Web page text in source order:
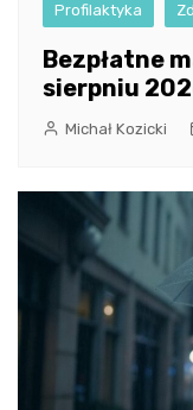
Profilaktyka
Bezpłatne
sierpniu
Michał Kozicki